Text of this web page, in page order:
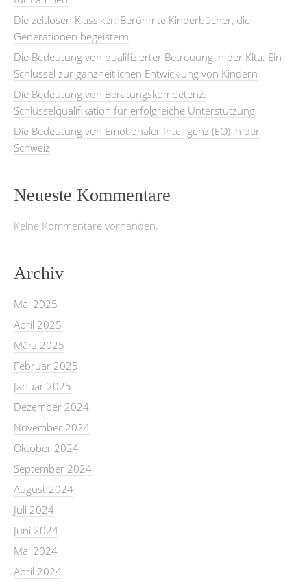
Die zeitlosen Klassiker: Berühmte Kinderbücher, die
Generationen begeistern
Die Bedeutung von qualifizierter Betreuung in der Kita: Ein
Schlüssel zur ganzheitlichen Entwicklung von Kindern
Die Bedeutung von Beratungskompetenz:
Schlüsselqualifikation für erfolgreiche Unterstützung
Die Bedeutung von Emotionaler Intelligenz (EQ) in der
Schweiz
Neueste Kommentare
Keine Kommentare vorhanden.
Archiv
Mai 2025
April 2025
März 2025
Februar 2025
Januar 2025
Dezember 2024
November 2024
Oktober 2024
September 2024
August 2024
Juli 2024
Juni 2024
Mai 2024
April 2024